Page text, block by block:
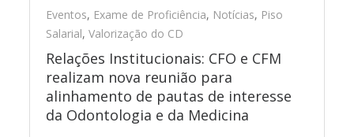
Eventos, Exame de Proficiência, Notícias, Piso
Salarial,Valorização do CD
Relações Institucionais: CFO e CFM
realizam nova reunião para
alinhamento de pautas de interesse
da Odontologia e da Medicina